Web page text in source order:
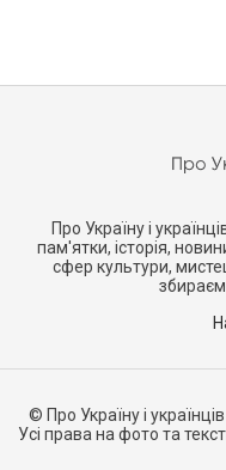
Про Україну і
пам'ятки, історія,
сфер культури,
© Про Україну і
Усі права на фото та